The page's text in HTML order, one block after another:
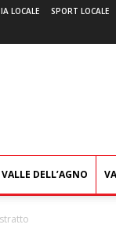
LOCALE SPORT LOCALE
VALLE DELL’AGNO